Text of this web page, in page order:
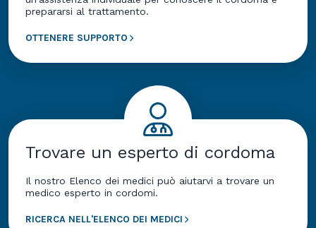
prepararsi al trattamento.
OTTENERE SUPPORTO
Trovare un esperto di cordoma
Il nostro Elenco dei medici può aiutarvi a trovare un
medico esperto in cordomi.
RICERCA NELL'ELENCO DEI MEDICI